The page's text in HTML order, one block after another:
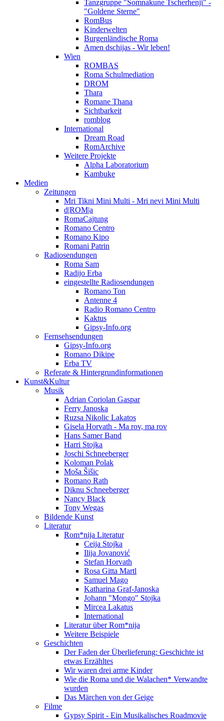
Tanzgruppe "Somnakune Tscherhenji" -
"Goldene Sterne"
RomBus
Kinderwelten
Burgenländische Roma
Amen dschijas - Wir leben!
Wien
ROMBAS
Roma Schulmediation
DROM
Thara
Romane Thana
Sichtbarkeit
romblog
International
Dream Road
RomArchive
Weitere Projekte
Alpha Laboratorium
Kambuke
Medien
Zeitungen
Mri Tikni Mini Multi - Mri nevi Mini Multi
d|ROM|a
RomaCajtung
Romano Centro
Romano Kipo
Romani Patrin
Radiosendungen
Roma Sam
Radijo Erba
eingestellte Radiosendungen
Romano Ton
Antenne 4
Radio Romano Centro
Kaktus
Gipsy-Info.org
Fernsehsendungen
Gipsy-Info.org
Romano Dikipe
Erba TV
Referate & Hintergrundinformationen
Kunst&Kultur
Musik
Adrian Coriolan Gaspar
Ferry Janoska
Ruzsa Nikolic Lakatos
Gisela Horvath - Ma rov, ma rov
Hans Samer Band
Harri Stojka
Joschi Schneeberger
Koloman Polak
Moša Šišic
Romano Rath
Diknu Schneeberger
Nancy Black
Tony Wegas
Bildende Kunst
Literatur
Rom*nija Literatur
Ceija Stojka
Ilija Jovanović
Stefan Horvath
Rosa Gitta Martl
Samuel Mago
Katharina Graf-Janoska
Johann "Mongo" Stojka
Mircea Lakatus
International
Literatur über Rom*nija
Weitere Beispiele
Geschichten
Der Faden der Überlieferung: Geschichte ist
etwas Erzähltes
Wir waren drei arme Kinder
Wie die Roma und die Walachen* Verwandte
wurden
Das Märchen von der Geige
Filme
Gypsy Spirit - Ein Musikalisches Roadmovie